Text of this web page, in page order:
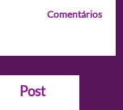
Comentários
Post